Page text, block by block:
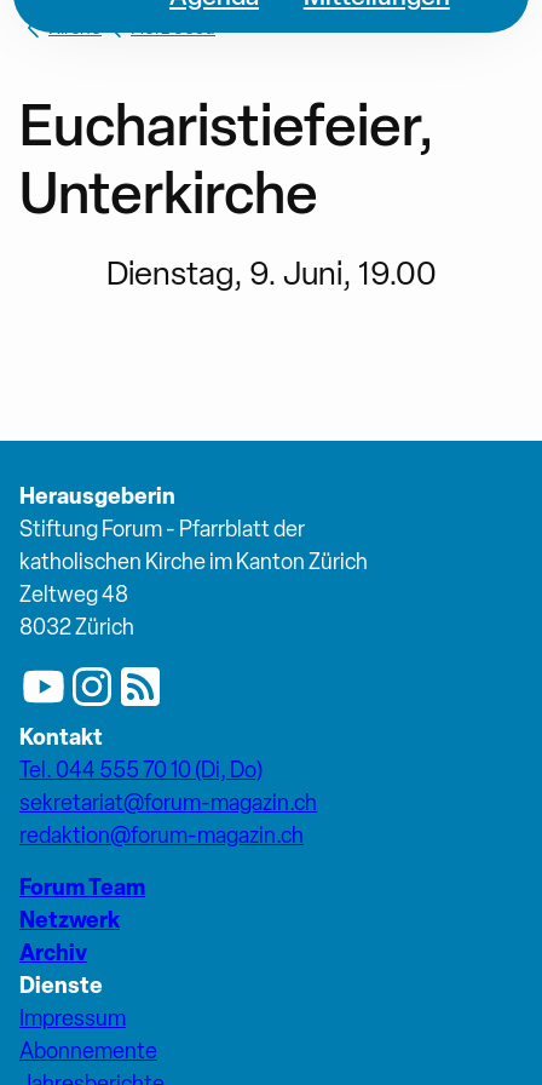
Kirche Herz Jesu
Eucharistiefeier,
Unterkirche
Dienstag, 9. Juni, 19.00
Herausgeberin
Stiftung Forum - Pfarrblatt der
katholischen Kirche im Kanton Zürich
Zeltweg 48
8032 Zürich
Kontakt
Tel. 044 555 70 10 (Di, Do)
sekretariat@forum-magazin.ch
redaktion@forum-magazin.ch
Forum Team
Netzwerk
Archiv
Dienste
Impressum
Abonnemente